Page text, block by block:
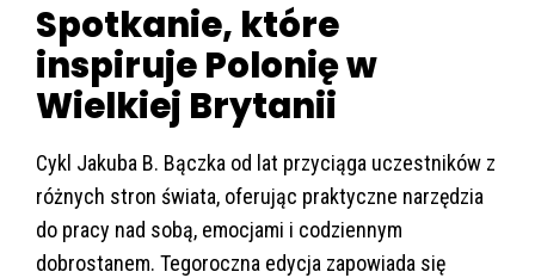
Spotkanie, które
inspiruje Polonię w
Wielkiej Brytanii
Cykl Jakuba B. Bączka od lat przyciąga uczestników z
różnych stron świata, oferując praktyczne narzędzia
do pracy nad sobą, emocjami i codziennym
dobrostanem. Tegoroczna edycja zapowiada się